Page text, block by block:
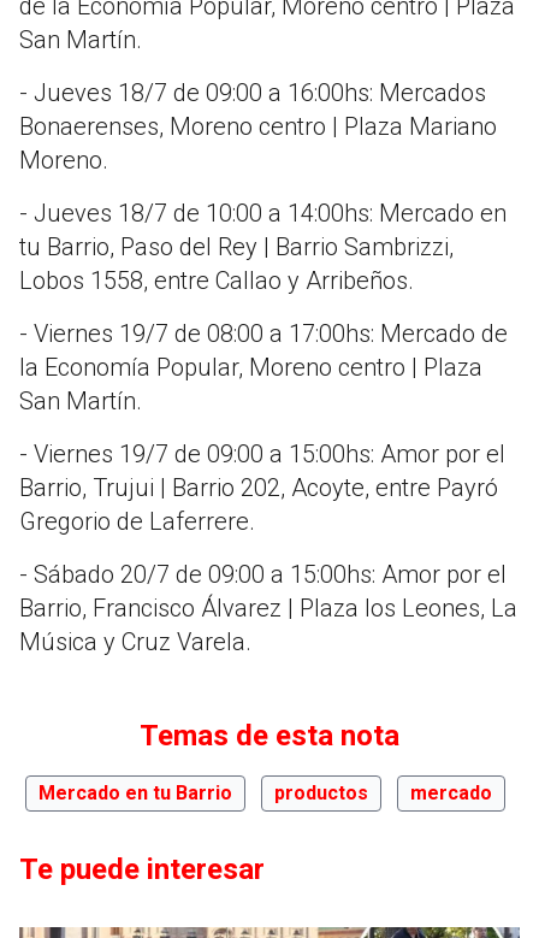
de la Economía Popular, Moreno centro | Plaza
San Martín.
- Jueves 18/7 de 09:00 a 16:00hs: Mercados
Bonaerenses, Moreno centro | Plaza Mariano
Moreno.
- Jueves 18/7 de 10:00 a 14:00hs: Mercado en
tu Barrio, Paso del Rey | Barrio Sambrizzi,
Lobos 1558, entre Callao y Arribeños.
- Viernes 19/7 de 08:00 a 17:00hs: Mercado de
la Economía Popular, Moreno centro | Plaza
San Martín.
- Viernes 19/7 de 09:00 a 15:00hs: Amor por el
Barrio, Trujui | Barrio 202, Acoyte, entre Payró
Gregorio de Laferrere.
- Sábado 20/7 de 09:00 a 15:00hs: Amor por el
Barrio, Francisco Álvarez | Plaza los Leones, La
Música y Cruz Varela.
Temas de esta nota
Mercado en tu Barrio productos mercado
Te puede interesar